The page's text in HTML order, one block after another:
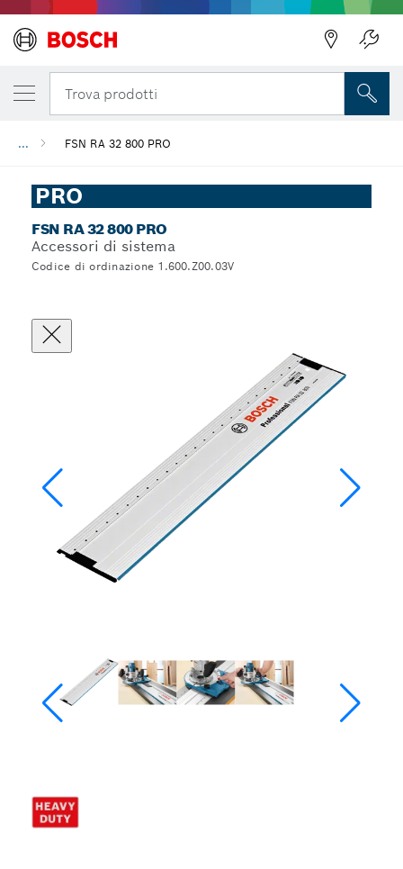
Trova prodotti
... FSN RA 32 800 PRO
PRO
FSN RA 32 800 PRO
Accessori di sistema
Codice di ordinazione 1.600.Z00.03V